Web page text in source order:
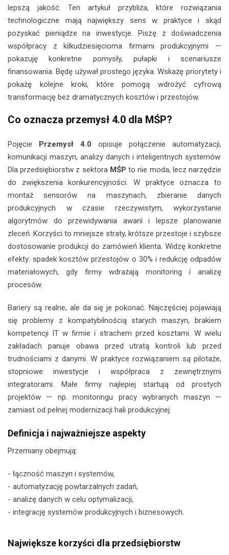
lepszą jakość. Ten artykuł przybliża, które rozwiązania
technologiczne mają największy sens w praktyce i skąd
pozyskać pieniądze na inwestycje. Piszę z doświadczenia
współpracy z kilkudziesięcioma firmami produkcyjnymi —
pokazuję konkretne pomysły, pułapki i scenariusze
finansowania. Będę używał prostego języka. Wskażę priorytety i
pokażę kolejne kroki, które pomogą wdrożyć cyfrową
transformację bez dramatycznych kosztów i przestojów.
Co oznacza przemysł 4.0 dla MŚP?
Pojęcie Przemysł 4.0 opisuje połączenie automatyzacji,
komunikacji maszyn, analizy danych i inteligentnych systemów.
Dla przedsiębiorstw z sektora MŚP to nie moda, lecz narzędzie
do zwiększenia konkurencyjności. W praktyce oznacza to
montaż sensorów na maszynach, zbieranie danych
produkcyjnych w czasie rzeczywistym, wykorzystanie
algorytmów do przewidywania awarii i lepsze planowanie
zleceń. Korzyści to mniejsze straty, krótsze przestoje i szybsze
dostosowanie produkcji do zamówień klienta. Widzę konkretne
efekty: spadek kosztów przestojów o 30% i redukcję odpadów
materiałowych, gdy firmy wdrażają monitoring i analizę
procesów.
Bariery są realne, ale da się je pokonać. Najczęściej pojawiają
się problemy z kompatybilnością starych maszyn, brakiem
kompetencji IT w firmie i strachem przed kosztami. W wielu
zakładach panuje obawa przed utratą kontroli lub przed
trudnościami z danymi. W praktyce rozwiązaniem są pilotaże,
stopniowe inwestycje i współpraca z zewnętrznymi
integratorami. Małe firmy najlepiej startują od prostych
projektów — np. monitoringu pracy wybranych maszyn —
zamiast od pełnej modernizacji hali produkcyjnej.
Definicja i najważniejsze aspekty
Przemiany obejmują:
- łączność maszyn i systemów,
- automatyzację powtarzalnych zadań,
- analizę danych w celu optymalizacji,
- integrację systemów produkcyjnych i biznesowych.
Największe korzyści dla przedsiębiorstw